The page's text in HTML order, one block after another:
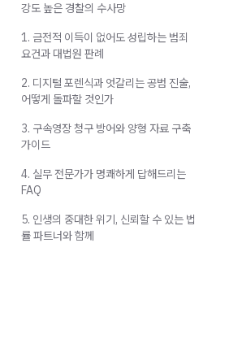
강도 높은 경찰의 수사망
1. 금전적 이득이 없어도 성립하는 범죄
요건과 대법원 판례
2. 디지털 포렌식과 엇갈리는 공범 진술,
어떻게 돌파할 것인가
3. 구속영장 청구 방어와 양형 자료 구축
가이드
4. 실무 전문가가 명쾌하게 답해드리는
FAQ
5. 인생의 중대한 위기, 신뢰할 수 있는 법
률 파트너와 함께